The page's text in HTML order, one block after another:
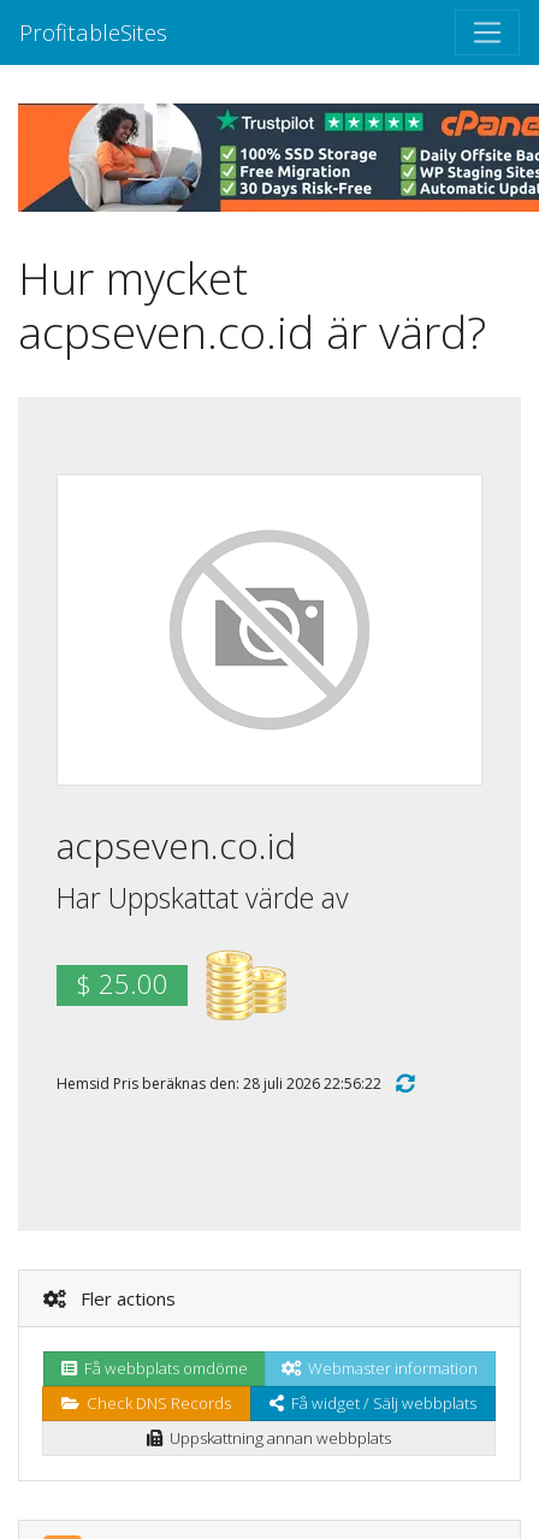
ProfitableSites
Hur mycket
acpseven.co.id är värd?
acpseven.co.id
Har Uppskattat värde av
$ 25.00
Hemsid Pris beräknas den: 28 juli 2026 22:56:22
Fler actions
Få webbplats omdöme
Webmaster information
Check DNS Records
Få widget / Sälj webbplats
Uppskattning annan webbplats